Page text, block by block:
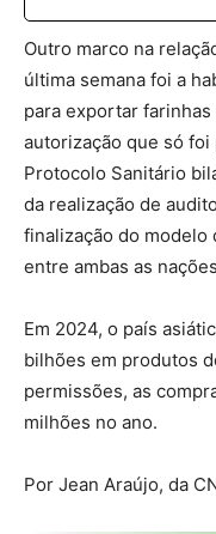
Outro marco na
última semana foi a
para exportar
autorização que só
Protocolo Sanitário
da realização de
finalização do
entre ambas as
Em 2024, o país
bilhões em produtos
permissões, as
milhões no ano.
Por Jean Araújo, da